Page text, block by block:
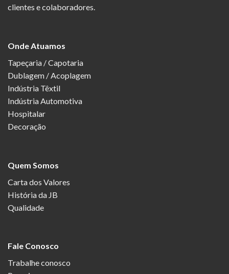
clientes e colaboradores.
Onde Atuamos
Tapeçaria / Capotaria
Dublagem / Acoplagem
Indústria Têxtil
Indústria Automotiva
Hospitalar
Decoração
Quem Somos
Carta dos Valores
História da JB
Qualidade
Fale Conosco
Trabalhe conosco